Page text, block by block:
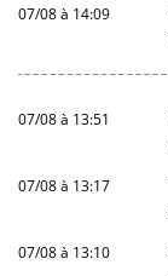
07/08 à 14:09
07/08 à 13:51
07/08 à 13:17
07/08 à 13:10